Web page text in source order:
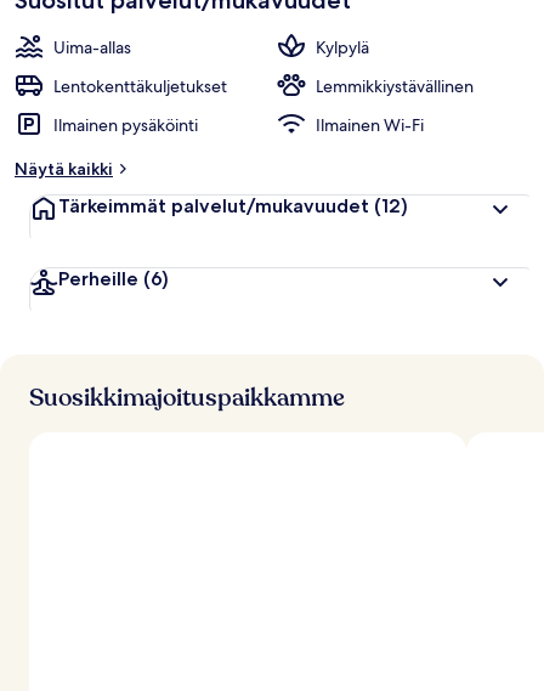
Uima-allas
Kylpylä
Lentokenttäkuljetukset
Lemmikkiystävällinen
Ilmainen pysäköinti
Ilmainen Wi-Fi
Näytä kaikki
Tärkeimmät palvelut/mukavuudet (12)
Perheille (6)
Suosikkimajoituspaikkamme